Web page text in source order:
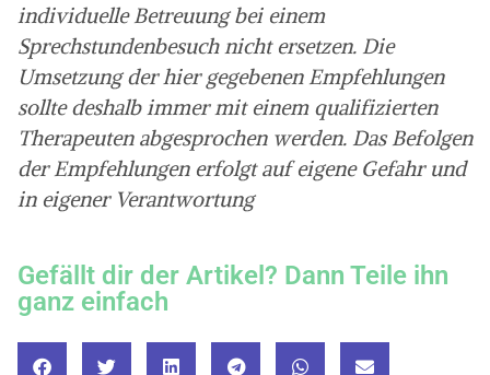
individuelle Betreuung bei einem
Sprechstundenbesuch nicht ersetzen. Die
Umsetzung der hier gegebenen Empfehlungen
sollte deshalb immer mit einem qualifizierten
Therapeuten abgesprochen werden. Das Befolgen
der Empfehlungen erfolgt auf eigene Gefahr und
in eigener Verantwortung
Gefällt dir der Artikel? Dann Teile ihn
ganz einfach